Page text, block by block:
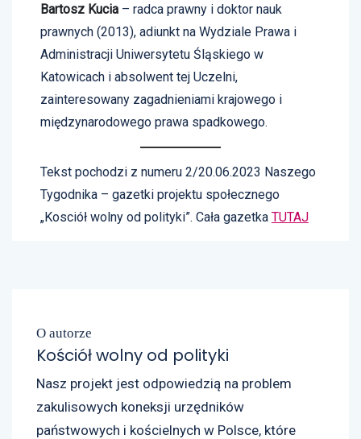
Bartosz Kucia – radca prawny i doktor nauk
prawnych (2013), adiunkt na Wydziale Prawa i
Administracji Uniwersytetu Śląskiego w
Katowicach i absolwent tej Uczelni,
zainteresowany zagadnieniami krajowego i
międzynarodowego prawa spadkowego.
Tekst pochodzi z numeru 2/20.06.2023 Naszego
Tygodnika – gazetki projektu społecznego
„Kosciół wolny od polityki”. Cała gazetka TUTAJ
O autorze
Kościół wolny od polityki
Nasz projekt jest odpowiedzią na problem
zakulisowych koneksji urzędników
państwowych i kościelnych w Polsce, które